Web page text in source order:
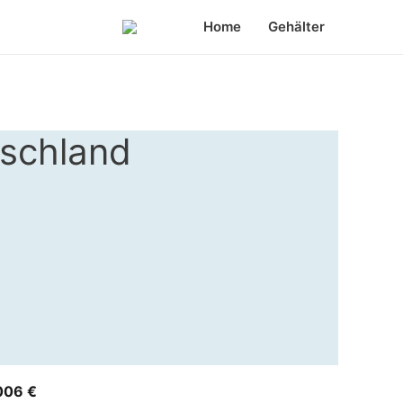
Home Gehälter
€